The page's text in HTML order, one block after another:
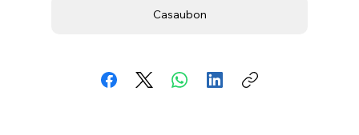
Casaubon